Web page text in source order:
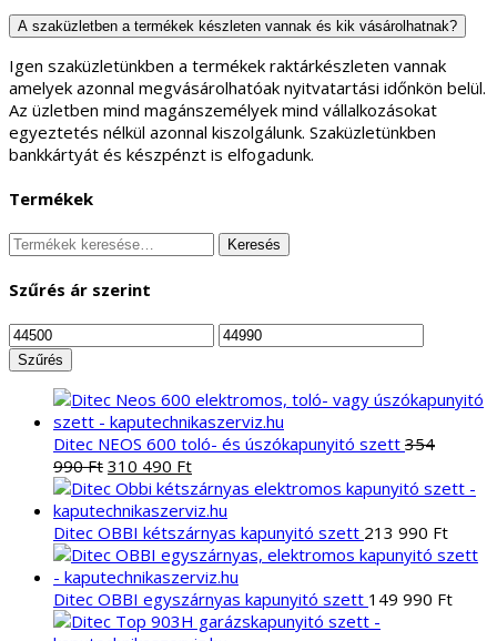
A szaküzletben a termékek készleten vannak és kik vásárolhatnak?
Igen szaküzletünkben a termékek raktárkészleten vannak
amelyek azonnal megvásárolhatóak nyitvatartási időnkön belül.
Az üzletben mind magánszemélyek mind vállalkozásokat
egyeztetés nélkül azonnal kiszolgálunk. Szaküzletünkben
bankkártyát és készpénzt is elfogadunk.
Termékek
Keresés
a
következőre:
Keresés
Szűrés ár szerint
Min
ár
Max
ár
Szűrés
Ditec NEOS 600 toló- és úszókapunyitó szett 354
990Ft Original
price
was:
354
990 Ft.
310 490 FtCurrent
price
is:
310
490 Ft.
Ditec OBBI kétszárnyas kapunyitó szett 213 990 Ft
Ditec OBBI egyszárnyas kapunyitó szett 149 990 Ft